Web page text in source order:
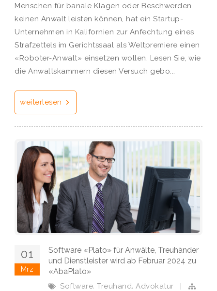
Menschen für banale Klagen oder Beschwerden
keinen Anwalt leisten können, hat ein Startup-
Unternehmen in Kalifornien zur Anfechtung eines
Strafzettels im Gerichtssaal als Weltpremiere einen
«Roboter-Anwalt» einsetzen wollen. Lesen Sie, wie
die Anwaltskammern diesen Versuch gebo...
weiterlesen
01
Mrz
Software «Plato» für Anwälte, Treuhänder
und Dienstleister wird ab Februar 2024 zu
«AbaPlato»
Software, Treuhand, Advokatur
|